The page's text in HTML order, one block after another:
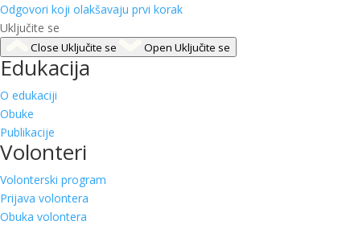
Odgovori koji olakšavaju prvi korak
Uključite se
Close Uključite se Open Uključite se
Edukacija
O edukaciji
Obuke
Publikacije
Volonteri
Volonterski program
Prijava volontera
Obuka volontera